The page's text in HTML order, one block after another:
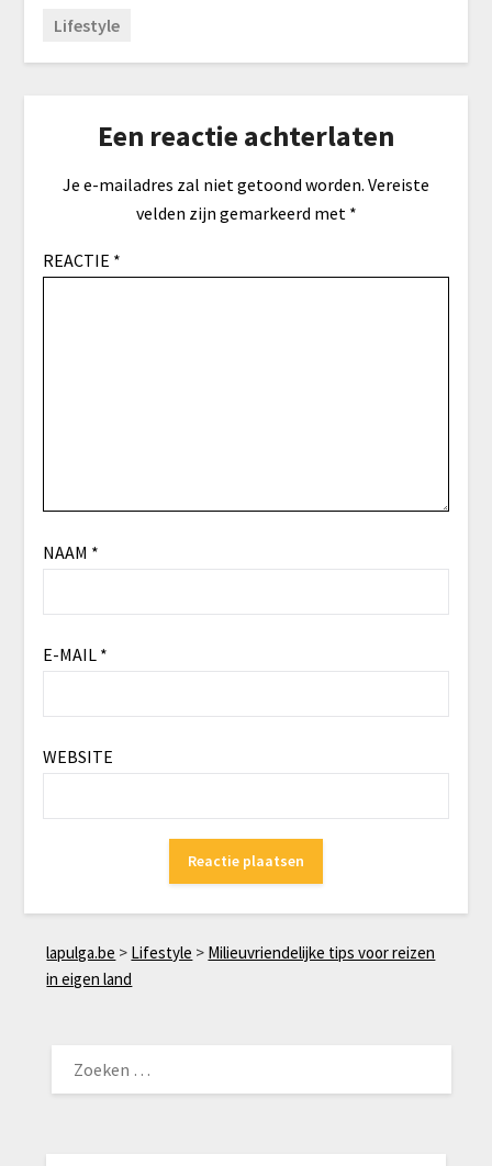
Lifestyle
Een reactie achterlaten
Je e-mailadres zal niet getoond worden. Vereiste
velden zijn gemarkeerd met *
REACTIE *
NAAM *
E-MAIL *
WEBSITE
lapulga.be > Lifestyle > Milieuvriendelijke tips voor reizen
in eigen land
NAAR: